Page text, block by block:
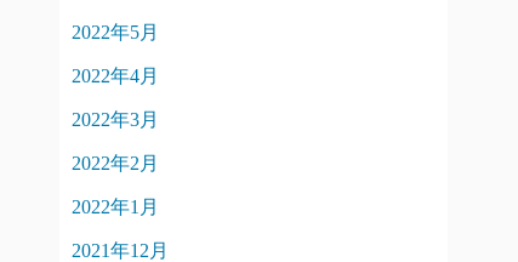
2022年5月
2022年4月
2022年3月
2022年2月
2022年1月
2021年12月